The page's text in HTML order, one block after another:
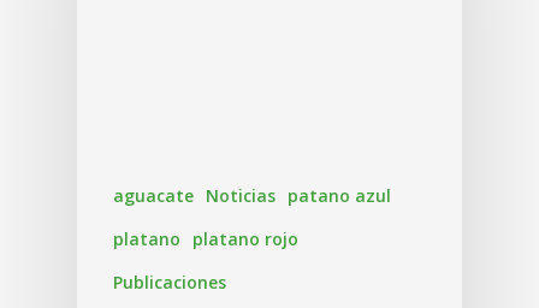
aguacate Noticias patano azul
platano
platano rojo
Publicaciones